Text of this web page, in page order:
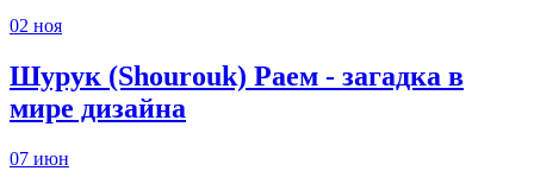
02 ноя
Шурук (Shourouk) Раем - загадка в
мире дизайна
07 июн